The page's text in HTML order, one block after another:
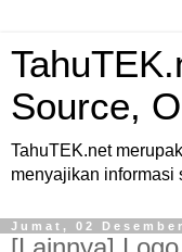
Source,
TahuTEK.net
menyajikan informasi
Jumat, 02 Desember